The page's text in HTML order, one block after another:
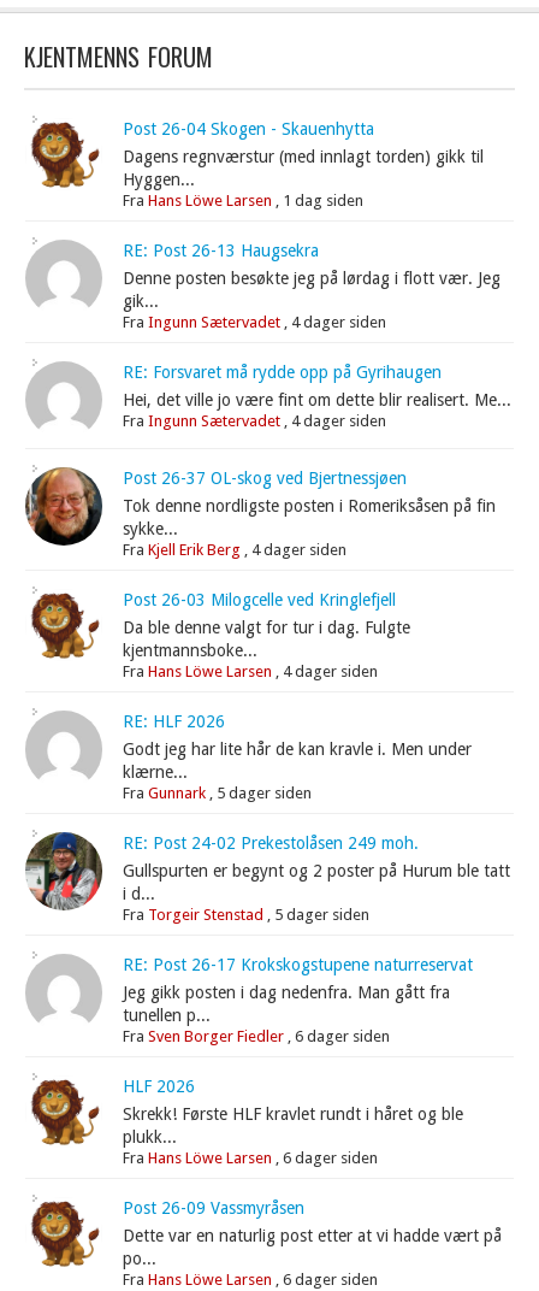
KJENTMENNS FORUM
Post 26-04 Skogen - Skauenhytta
Dagens regnværstur (med innlagt torden) gikk til
Hyggen...
FraHans Löwe Larsen , 1 dag siden
RE: Post 26-13 Haugsekra
Denne posten besøkte jeg på lørdag i flott vær. Jeg
gik...
FraIngunn Sætervadet , 4 dager siden
RE: Forsvaret må rydde opp på Gyrihaugen
Hei, det ville jo være fint om dette blir realisert. Me...
FraIngunn Sætervadet , 4 dager siden
Post 26-37 OL-skog ved Bjertnessjøen
Tok denne nordligste posten i Romeriksåsen på fin
sykke...
FraKjell Erik Berg , 4 dager siden
Post 26-03 Milogcelle ved Kringlefjell
Da ble denne valgt for tur i dag. Fulgte
kjentmannsboke...
FraHans Löwe Larsen , 4 dager siden
RE: HLF 2026
Godt jeg har lite hår de kan kravle i. Men under
klærne...
FraGunnark , 5 dager siden
RE: Post 24-02 Prekestolåsen 249 moh.
Gullspurten er begynt og 2 poster på Hurum ble tatt
i d...
Fra Torgeir Stenstad , 5 dager siden
RE: Post 26-17 Krokskogstupene naturreservat
Jeg gikk posten i dag nedenfra. Man gått fra
tunellen p...
FraSven Borger Fiedler ,6 dager siden
HLF 2026
Skrekk! Første HLF kravlet rundt i håret og ble
plukk...
FraHans Löwe Larsen ,6 dager siden
Post 26-09 Vassmyråsen
Dette var en naturlig post etter at vi hadde vært på
po...
FraHans Löwe Larsen ,6 dager siden